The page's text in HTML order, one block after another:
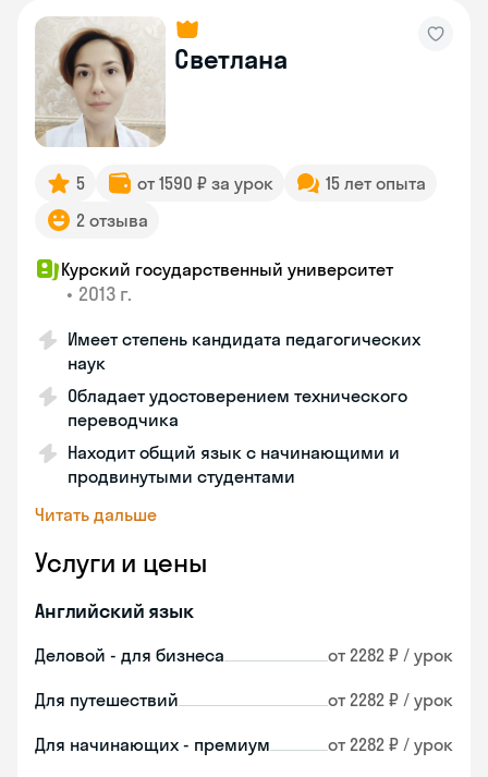
Светлана
5 от 1590 ₽ за урок
15 лет опыта
2 отзыва
Курский государственный университет
• 2013 г.
Имеет степень кандидата педагогических
наук
Обладает удостоверением технического
переводчика
Находит общий язык с начинающими и
продвинутыми студентами
Читать дальше
Услуги и цены
Английский язык
Деловой - для бизнеса от 2282 ₽ / урок
Для путешествий от 2282 ₽ / урок
Для начинающих - премиум от 2282 ₽ / урок